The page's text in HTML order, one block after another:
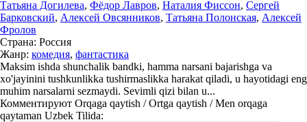
Татьяна Догилева, Фёдор Лавров, Наталия Фиссон, Сергей
Барковский, Алексей Овсянников, Татьяна Полонская, Алексей
Фролов
Страна: Россия
Жанр: комедия, фантастика
Maksim ishda shunchalik bandki, hamma narsani bajarishga va
xo'jayinini tushkunlikka tushirmaslikka harakat qiladi, u hayotidagi eng
muhim narsalarni sezmaydi. Sevimli qizi bilan u...
Комментируют Orqaga qaytish / Ortga qaytish / Men orqaga
qaytaman Uzbek Tilida: